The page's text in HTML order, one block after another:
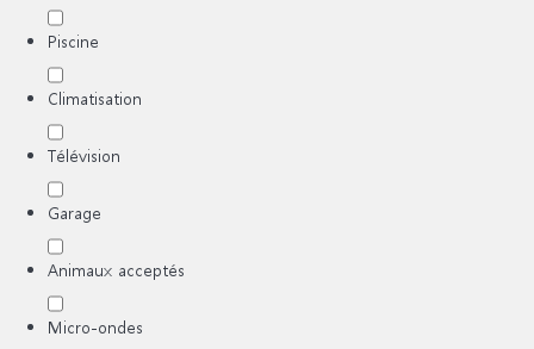
Piscine
Climatisation
Télévision
Garage
Animaux acceptés
Micro-ondes